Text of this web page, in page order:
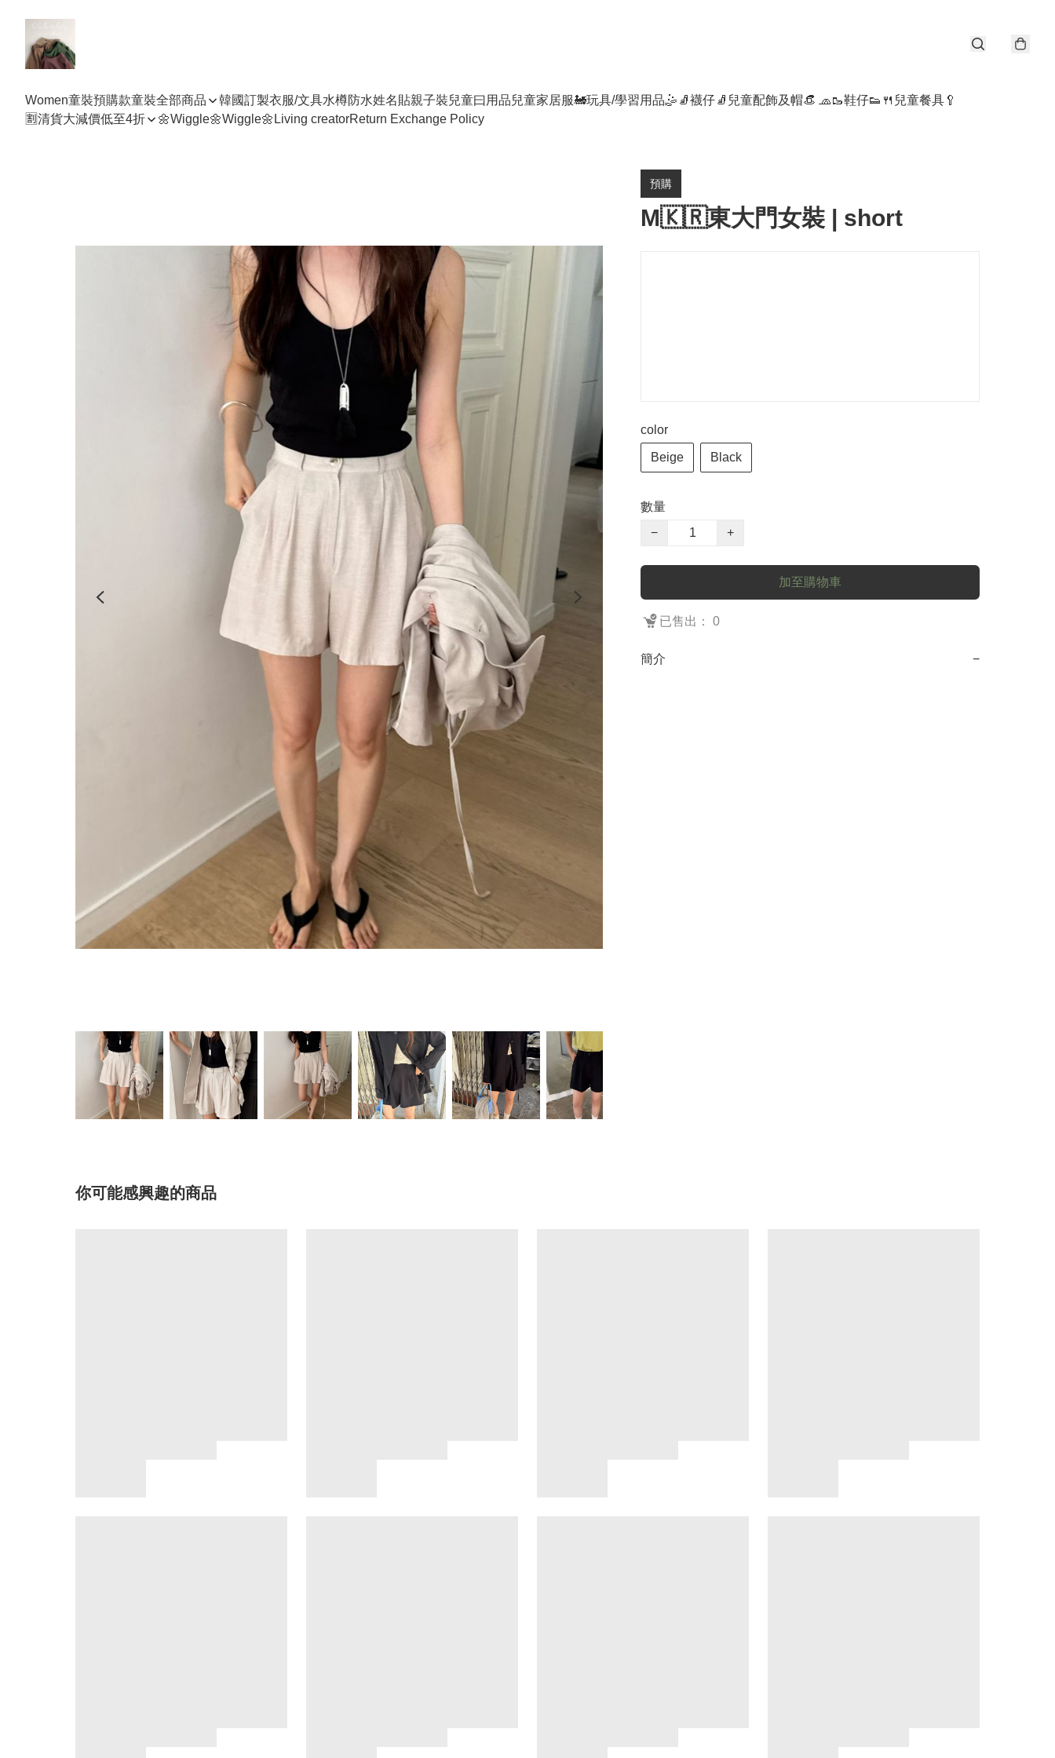
Women童裝預購款童裝全部商品 韓國訂製衣服/文具水樽防水姓名貼親子裝兒童曰用品兒童家居服🚂玩具/學習用品🤹 🧦襪仔🧦 兒童配飾及帽👒 🧢🥾鞋仔👟 🍴兒童餐具🥄
🈹清貨大減價低至4折
🌼Wiggle🌼Wiggle🌼 Living creatorReturn Exchange Policy
預購
M🇰🇷東大門女裝 | short
color
Beige Black
數量
−
+
加至購物車
已售出： 0
簡介 −
你可能感興趣的商品